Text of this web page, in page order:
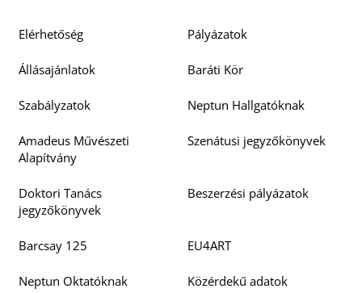
Elérhetőség Pályázatok
Állásajánlatok Baráti Kör
Szabályzatok Neptun Hallgatóknak
Amadeus Művészeti
Alapítvány
Szenátusi jegyzőkönyvek
Doktori Tanács
jegyzőkönyvek
Beszerzési pályázatok
Barcsay 125 EU4ART
Neptun Oktatóknak Közérdekű adatok